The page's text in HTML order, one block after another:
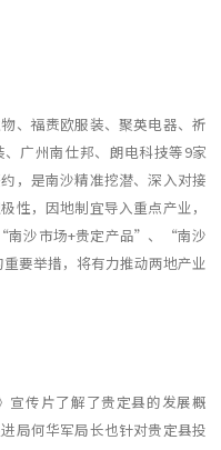
、福赉欧服装、聚英电器、祈
广州南仕邦、朗电科技等9家
，是南沙精准挖潜、深入对接
性，因地制宜导入重点产业，
沙市场+贵定产品”、“南沙
要举措，将有力推动两地产业
宣传片了解了贵定县的发展概
局何华军局长也针对贵定县投